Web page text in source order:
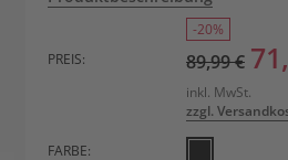
-20%
PREIS:
89,99 €
inkl. MwSt.
zzgl.
FARBE: